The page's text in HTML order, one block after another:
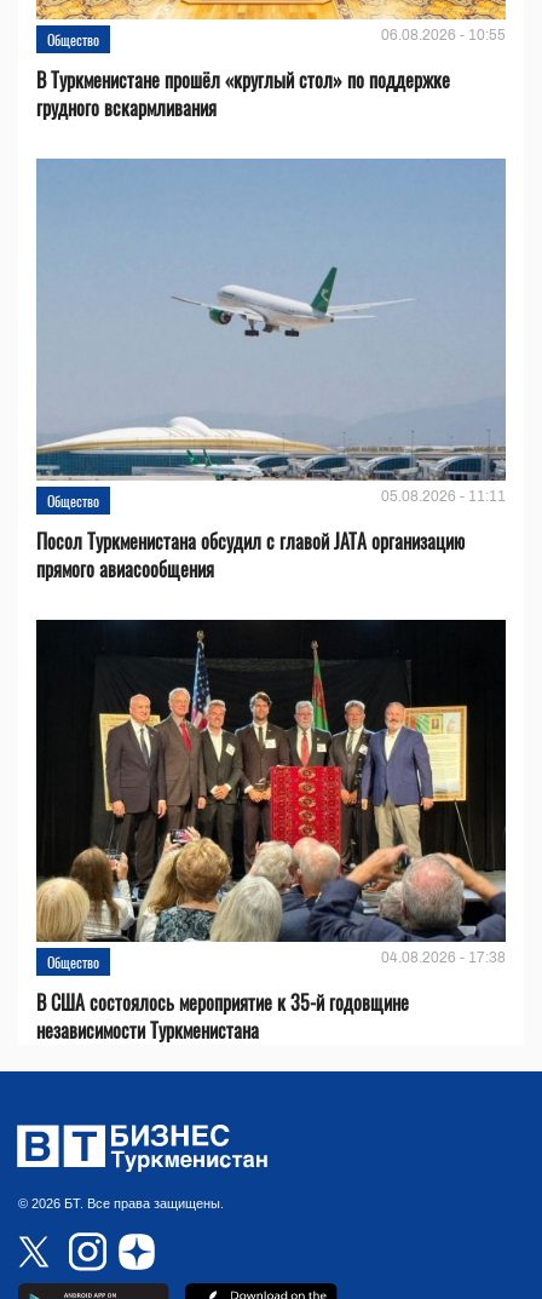
Общество 06.08.2026 - 10:55
В Туркменистане прошёл «круглый стол» по поддержке
грудного вскармливания
Общество 05.08.2026 - 11:11
Посол Туркменистана обсудил с главой JATA организацию
прямого авиасообщения
Общество 04.08.2026 - 17:38
В США состоялось мероприятие к 35-й годовщине
независимости Туркменистана
© 2026 БТ. Все права защищены.